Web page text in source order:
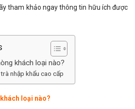
tham khảo ngay thông tin hữu ích được
khách loại nào?
nhập khẩu cao cấp
loại nào?